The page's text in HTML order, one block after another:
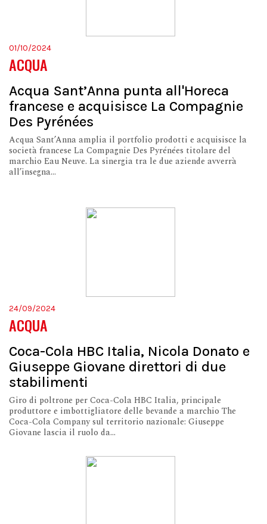
01/10/2024
ACQUA
Acqua Sant’Anna punta all'Horeca
francese e acquisisce La Compagnie
Des Pyrénées
Acqua Sant’Anna amplia il portfolio prodotti e acquisisce la
società francese La Compagnie Des Pyrénées titolare del
marchio Eau Neuve. La sinergia tra le due aziende avverrà
all’insegna...
24/09/2024
ACQUA
Coca-Cola HBC Italia, Nicola Donato e
Giuseppe Giovane direttori di due
stabilimenti
Giro di poltrone per Coca-Cola HBC Italia, principale
produttore e imbottigliatore delle bevande a marchio The
Coca-Cola Company sul territorio nazionale: Giuseppe
Giovane lascia il ruolo da...